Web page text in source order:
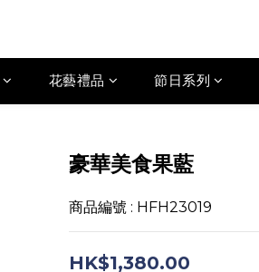
花藝禮品 節日系列
豪華美食果藍
商品編號 : HFH23019
HK$1,380.00